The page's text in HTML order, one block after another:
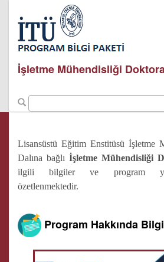
İşletme Mühendisliği
Lisansüstü Eğitim Enstitüsü İşletme
Dalına bağlı İşletme Mühendisliği
ilgili bilgiler ve program
özetlenmektedir.
Program Hakkında Bilgi